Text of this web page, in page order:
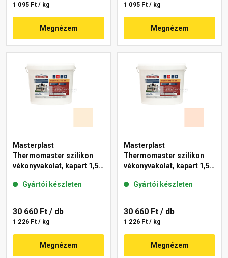
1 095 Ft / kg
Megnézem
1 095 Ft / kg
Megnézem
Masterplast
Thermomaster szilikon
vékonyvakolat, kapart 1,5
Gyártói készleten
30 660 Ft / db
1 226 Ft / kg
Megnézem
Masterplast
Thermomaster szilikon
vékonyvakolat, kapart 1,5
Gyártói készleten
30 660 Ft / db
1 226 Ft / kg
Megnézem